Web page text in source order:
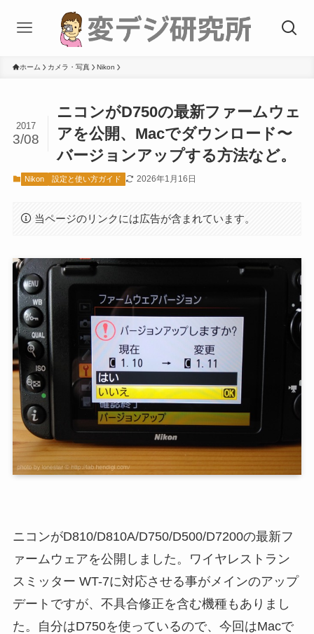
ホーム カメラ・写真 Nikon
ニコンがD750の最新ファームウェ
アを公開、Macでダウンロード〜
バージョンアップする方法など。
2017
3/08
Nikon 設定と使い方ガイド 2026年1月16日
当ページのリンクには広告が含まれています。
ニコンがD810/D810A/D750/D500/D7200の最新フ
ァームウェアを公開しました。ワイヤレストラン
スミッター WT-7に対応させる事がメインのアップ
デートですが、不具合修正を含む機種もありまし
た。自分はD750を使っているので、今回はMacで